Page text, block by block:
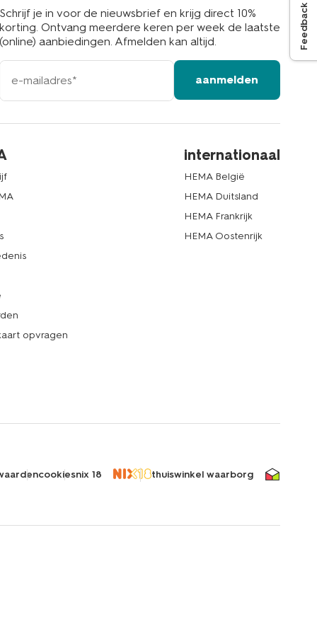
Schrijf je in voor de nieuwsbrief en krijg direct 10%
korting. Ontvang meerdere keren per week de laatste
(online) aanbiedingen. Afmelden kan altijd.
e-
mailadres
aanmelden
opvragen
internationaal
HEMA België
HEMA Duitsland
HEMA Frankrijk
HEMA Oostenrijk
cookiesnix 18 thuiswinkel waarborg
Feedback